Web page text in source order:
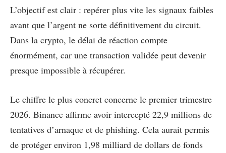
L’objectif est clair : repérer plus vite les signaux faibles
avant que l’argent ne sorte définitivement du circuit.
Dans la crypto, le délai de réaction compte
énormément, car une transaction validée peut devenir
presque impossible à récupérer.
Le chiffre le plus concret concerne le premier trimestre
2026. Binance affirme avoir intercepté 22,9 millions de
tentatives d’arnaque et de phishing. Cela aurait permis
de protéger environ 1,98 milliard de dollars de fonds